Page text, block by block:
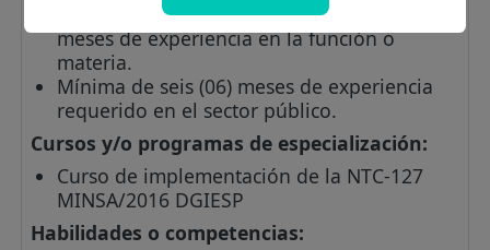
Experiencia especifica: Mínima de seis (06)
meses de experiencia en la función o
materia.
Mínima de seis (06) meses de experiencia
requerido en el sector público.
Cursos y/o programas de especialización:
Curso de implementación de la NTC-127
MINSA/2016 DGIESP
Habilidades o competencias: